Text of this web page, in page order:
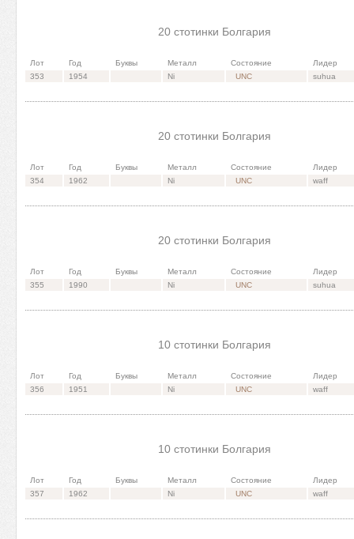
20 стотинки Болгария
Лот Год Буквы Металл Состояние
Лидер
353
1954 Ni UNC suhua
20 стотинки Болгария
Лот Год Буквы Металл Состояние
Лидер
354
1962 Ni UNC waff
20 стотинки Болгария
Лот Год Буквы Металл Состояние
Лидер
355
1990 Ni UNC suhua
10 стотинки Болгария
Лот Год Буквы Металл Состояние
Лидер
356
1951 Ni UNC waff
10 стотинки Болгария
Лот Год Буквы Металл Состояние
Лидер
357
1962 Ni UNC waff